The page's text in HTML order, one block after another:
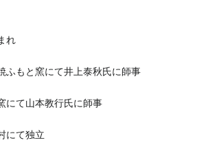
れ
もと窯にて井上泰秋氏に師事
て山本教行氏に師事
にて独立